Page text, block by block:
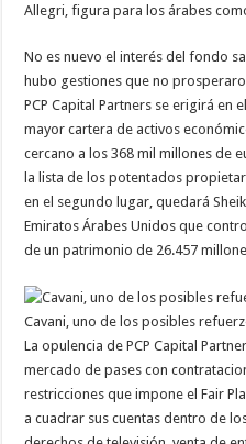
Allegri, figura para los árabes
No es nuevo el interés del fondo
hubo gestiones que no
PCP Capital Partners se erigirá en
mayor cartera de activos
cercano a los 368 mil millones de
la lista de los potentados
en el segundo lugar, quedará
Emiratos Árabes Unidos que
de un patrimonio de 26.457
Cavani, uno de los posibles
La opulencia de PCP Capital
mercado de pases con
restricciones que impone el Fair
a cuadrar sus cuentas dentro de